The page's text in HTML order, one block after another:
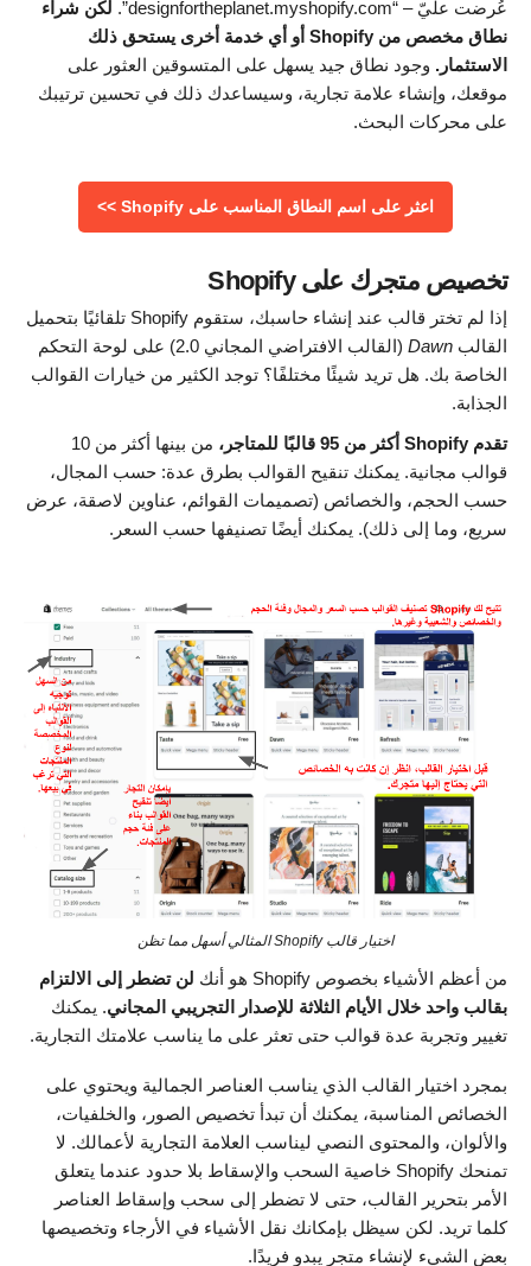
عُرضت عليّ – “designfortheplanet.myshopify.com”.
لكن شراء
نطاق مخصص من
Shopify أو أي خدمة أخرى يستحق ذلك
الاستثمار. وجود نطاق جيد يسهل على المتسوقين العثور على
موقعك، وإنشاء علامة تجارية، وسيساعدك ذلك في تحسين ترتيبك
على محركات البحث.
اعثر على اسم النطاق المناسب على Shopify >>
تخصيص متجرك على Shopify
إذا لم تختر قالب عند إنشاء حاسبك، ستقوم Shopify تلقائيًا بتحميل
القالب Dawn
(القالب الافتراضي المجاني 2.0) على لوحة التحكم
الخاصة بك. هل تريد شيئًا مختلفًا؟ توجد الكثير من خيارات القوالب
الجذابة.
تقدم Shopify أكثر من 95 قالبًا للمتاجر ،
من بينها أكثر من 10
قوالب مجانية. يمكنك تنقيح القوالب بطرق عدة: حسب المجال،
حسب الحجم، والخصائص (تصميمات القوائم، عناوين لاصقة، عرض
سريع، وما إلى ذلك). يمكنك أيضًا تصنيفها حسب السعر.
اختيار قالب Shopify المثالي أسهل مما تظن
من أعظم الأشياء بخصوص Shopify هو أنك
لن تضطر إلى الالتزام
بقالب واحد خلال الأيام الثلاثة للإصدار التجريبي المجاني. يمكنك
تغيير وتجربة عدة قوالب حتى تعثر على ما يناسب علامتك التجارية.
بمجرد اختيار القالب الذي يناسب العناصر الجمالية ويحتوي على
الخصائص المناسبة، يمكنك أن تبدأ تخصيص الصور، والخلفيات،
والألوان، والمحتوى النصي ليناسب العلامة التجارية لأعمالك. لا
تمنحك Shopify خاصية السحب والإسقاط بلا حدود عندما يتعلق
الأمر بتحرير القالب، حتى لا تضطر إلى سحب وإسقاط العناصر
كلما تريد. لكن سيظل بإمكانك نقل الأشياء في الأرجاء وتخصيصها
بعض الشيء لإنشاء متجر يبدو فريدًا.